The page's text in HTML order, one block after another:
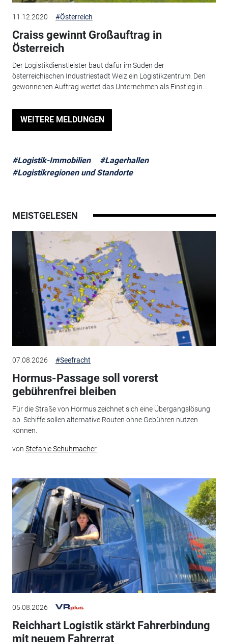
11.12.2020 #Österreich
Craiss gewinnt Großauftrag in
Österreich
Der Logistikdienstleister baut dafür im Süden der
österreichischen Industriestadt Weiz ein Logistikzentrum. Den
gewonnenen Auftrag wertet das Unternehmen als Einstieg in...
WEITERE MELDUNGEN
#Logistik-Immobilien
#Lagerhallen
#Logistikregionen und Standorte
MEISTGELESEN
07.08.2026 #Seefracht
Hormus-Passage soll vorerst
gebührenfrei bleiben
Für die Straße von Hormus zeichnet sich eine Übergangslösung
ab. Schiffe sollen alternative Routen ohne Gebühren nutzen
können.
von Stefanie Schuhmacher
05.08.2026
Reichhart Logistik stärkt Fahrerbindung
mit neuem Fahrerrat